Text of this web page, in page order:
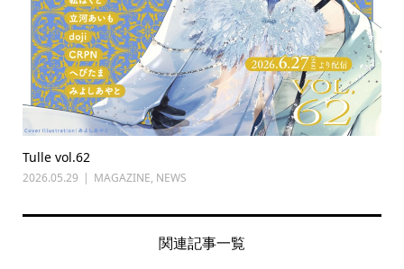
Tulle vol.62
2026.05.29 MAGAZINE, NEWS
関連記事一覧